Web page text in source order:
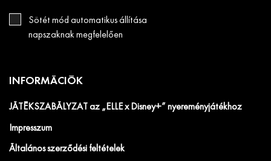
Sötét mód automatikus állítása
napszaknak megfelelően
INFORMÁCIÓK
JÁTÉKSZABÁLYZAT az „ELLE x Disney+” nyereményjátékhoz
Impresszum
Általános szerződési feltételek